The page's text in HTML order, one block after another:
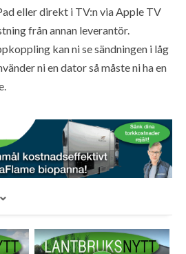
eller direkt i TV:n via Apple TV
från annan leverantör.
kan ni se sändningen i låg
ni en dator så måste ni ha en